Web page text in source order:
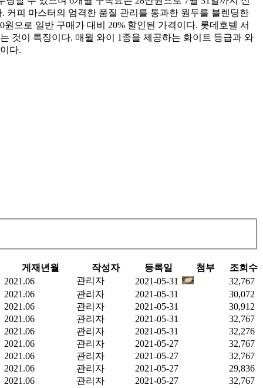
커피 마스터의 엄격한 품질 관리를 통과한 원두를 블렌딩한
으로 일반 구매가 대비 20% 할인된 가격이다. 롯데호텔 서
것이 특징이다. 매월 와이 1종을 제공하는 화이트 등급과 와
다.
게재년월 작성자 등록일 첨부
조회수
2021.06 관리자 2021-05-31
32,767
2021.06 관리자 2021-05-31
30,072
2021.06 관리자 2021-05-31
30,912
2021.06 관리자 2021-05-31
32,767
2021.06 관리자 2021-05-31
32,276
2021.06 관리자 2021-05-27
32,767
2021.06 관리자 2021-05-27
32,767
2021.06 관리자 2021-05-27
29,836
2021.06 관리자 2021-05-27
32,767